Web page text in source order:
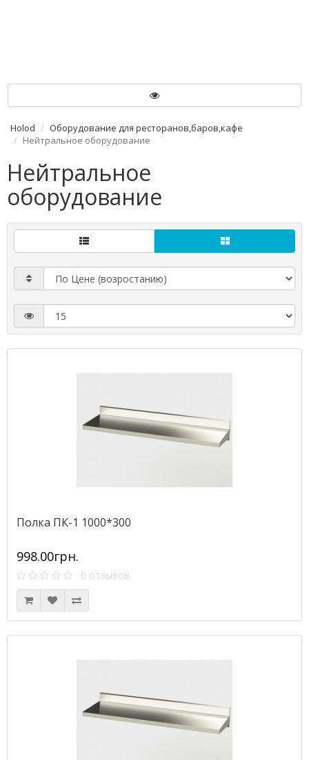
Holod
Оборудование для ресторанов,баров,кафе
Нейтральное оборудование
Нейтральное
оборудование
Полка ПК-1 1000*300
998.00грн.
0 отзывов